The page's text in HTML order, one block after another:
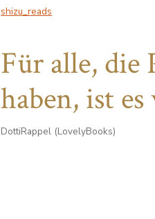
shizu_reads
Für alle, die
haben, ist
DottiRappel (LovelyBooks)